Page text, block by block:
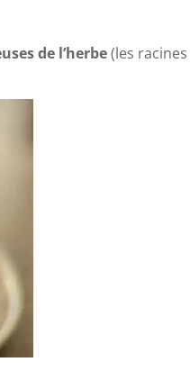
de l’herbe(les